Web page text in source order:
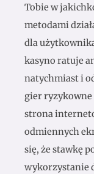
Tobie w
metodami
dla
kasyno ratuje
natychmiast i
gier ryzykowne
strona
odmiennych
się, że stawkę
wykorzystanie